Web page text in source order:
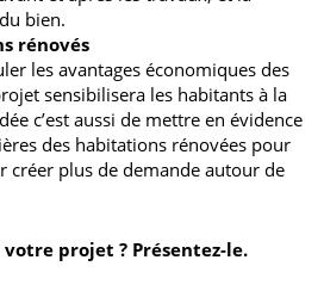
bien.
rénovés
les avantages économiques des
sensibilisera les habitants à la
c’est aussi de mettre en évidence
des habitations rénovées pour
créer plus de demande autour de
projet ? Présentez-le.